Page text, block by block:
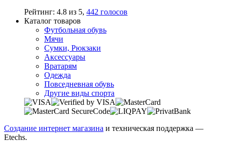
Рейтинг: 4.8 из 5, 442 голосов
Каталог товаров
Футбольная обувь
Мячи
Сумки, Рюкзаки
Аксессуары
Вратарям
Одежда
Повседневная обувь
Другие виды спорта
Создание интернет магазина и техническая поддержка —
Etechs.